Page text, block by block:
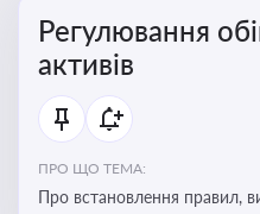
Регулювання
активів
ПРО ЩО ТЕМА:
Про встановлення правил,